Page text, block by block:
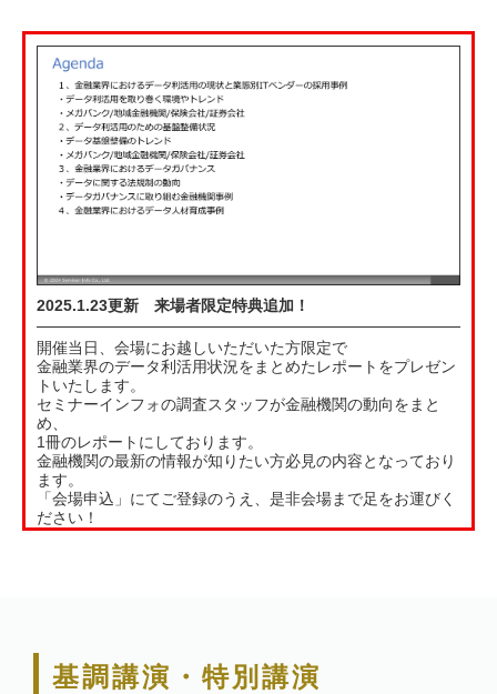
2025.1.23更新 来場者限定特典追加！
開催当日、会場にお越しいただいた方限定で
金融業界のデータ利活用状況をまとめたレポートをプレゼン
トいたします。
セミナーインフォの調査スタッフが金融機関の動向をまと
め、
1冊のレポートにしております。
金融機関の最新の情報が知りたい方必見の内容となっており
ます。
「会場申込」にてご登録のうえ、是非会場まで足をお運びく
ださい！
基調講演・特別講演